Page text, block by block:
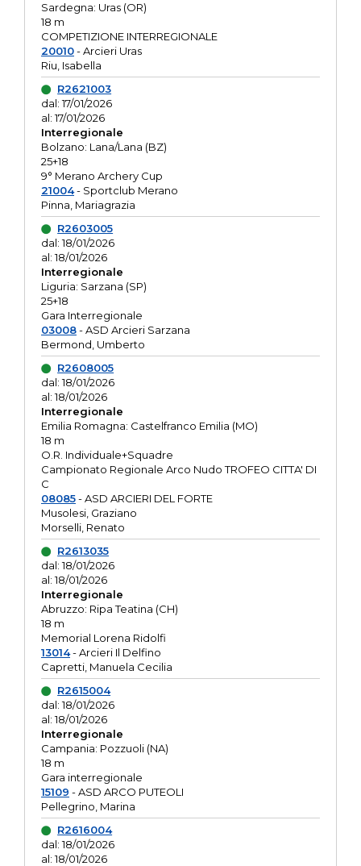
Sardegna: Uras (OR)
18 m
COMPETIZIONE INTERREGIONALE
20010- Arcieri Uras
Riu, Isabella
R2621003
dal: 17/01/2026
al: 17/01/2026
Interregionale
Bolzano: Lana/Lana (BZ)
25+18
9° Merano Archery Cup
21004- Sportclub Merano
Pinna, Mariagrazia
R2603005
dal: 18/01/2026
al: 18/01/2026
Interregionale
Liguria: Sarzana (SP)
25+18
Gara Interregionale
03008- ASD Arcieri Sarzana
Bermond, Umberto
R2608005
dal: 18/01/2026
al: 18/01/2026
Interregionale
Emilia Romagna: Castelfranco Emilia (MO)
18 m
O.R. Individuale+Squadre
Campionato Regionale Arco Nudo TROFEO CITTA' DI
C
08085- ASD ARCIERI DEL FORTE
Musolesi, Graziano
Morselli, Renato
R2613035
dal: 18/01/2026
al: 18/01/2026
Interregionale
Abruzzo: Ripa Teatina (CH)
18 m
Memorial Lorena Ridolfi
13014- Arcieri Il Delfino
Capretti, Manuela Cecilia
R2615004
dal: 18/01/2026
al: 18/01/2026
Interregionale
Campania: Pozzuoli (NA)
18 m
Gara interregionale
15109 - ASD ARCO PUTEOLI
Pellegrino, Marina
R2616004
dal: 18/01/2026
al: 18/01/2026